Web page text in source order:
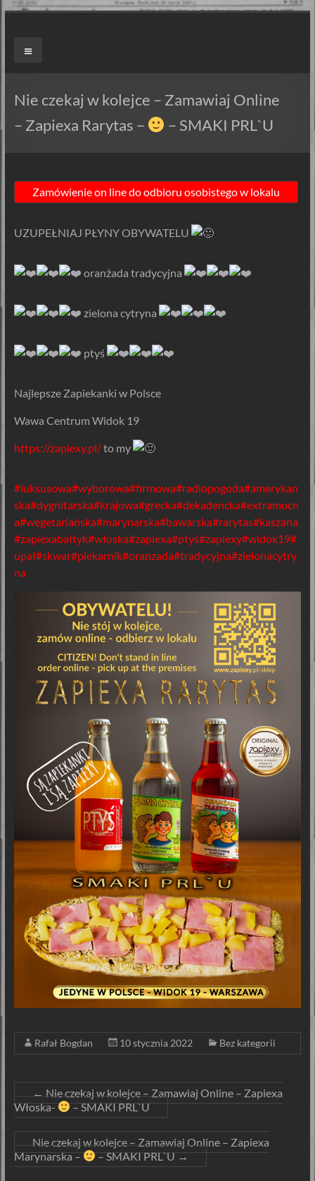
Skip
ZAPIEXY
–
SMAK
PRL`U
ORYGINALNE!
Zapiekanki
Zapiexy.
Menu
Nie czekaj w kolejce – Zamawiaj Online
– Zapiexa Rarytas –
– SMAKI PRL`U
UZUPEŁNIAJ PŁYNY OBYWATELU
️ oranżada tradycyjna
️ zielona cytryna
ptyś
️Najlepsze Zapiekanki w Polsce
Wawa Centrum Widok 19
https://zapiexy.pl/to my
#luksusowa#wyborowa#firmowa#radiopogoda#amerykan
ska#dygnitarska#krajowa#grecka#dekadencka#extramocn
a#wegetariańska#marynarska#bawarska#rarytas#kaszana
#zapiexabałtyk#włoska#zapiexa#ptyś#zapiexy#widok19#
upał#skwar#piekarnik#oranzada#tradycyjna#zielonacytry
na
Rafał Bogdan 10 stycznia 2022 Bez kategorii
← Nie czekaj w kolejce – Zamawiaj Online – Zapiexa
Włoska-
– SMAKI PRL`U
Nie czekaj w kolejce – Zamawiaj Online – Zapiexa
Marynarska –
– SMAKI PRL`U→